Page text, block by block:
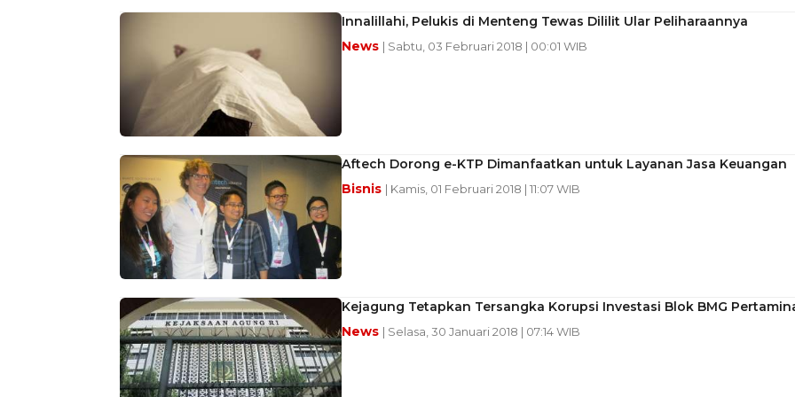
Innalillahi, Pelukis di Menteng Tewas Dililit Ular Peliharaannya
News | Sabtu, 03 Februari 2018 | 00:01 WIB
Aftech Dorong e-KTP Dimanfaatkan untuk Layanan Jasa Keuangan
Bisnis | Kamis, 01 Februari 2018 | 11:07 WIB
Kejagung Tetapkan Tersangka Korupsi Investasi Blok BMG
News | Selasa, 30 Januari 2018 | 07:14 WIB